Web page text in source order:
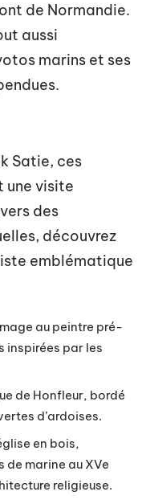
de Normandie.
aussi
marins et ses
Satie, ces
une visite
des
découvrez
emblématique
au peintre pré-
inspirées par les
de Honfleur, bordé
d’ardoises.
en bois,
marine au XVe
religieuse.